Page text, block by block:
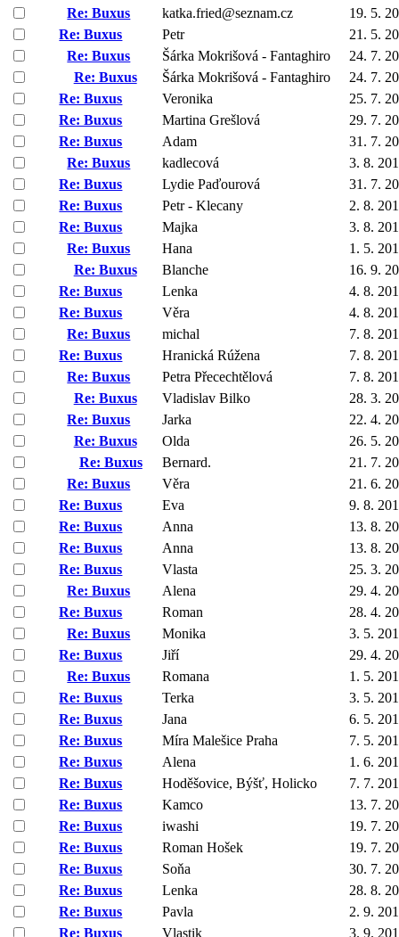
Re: Buxus katka.fried@seznam.cz
19. 5.
Re: Buxus
Petr
21. 5.
Re: Buxus
Šárka Mokrišová - Fantaghiro
24. 7.
Re: Buxus
Šárka Mokrišová - Fantaghiro
24. 7.
Re: Buxus
Veronika
25. 7.
Re: Buxus
Martina Grešlová
29. 7.
Re: Buxus
Adam
31. 7.
Re: Buxus
kadlecová
3. 8.
Re: Buxus
Lydie Paďourová
31. 7.
Re: Buxus
Petr - Klecany
2. 8.
Re: Buxus
Majka
3. 8.
Re: Buxus
Hana
1. 5.
Re: Buxus
Blanche
16. 9.
Re: Buxus
Lenka
4. 8.
Re: Buxus
Věra
4. 8.
Re: Buxus
michal
7. 8.
Re: Buxus
Hranická Rúžena
7. 8.
Re: Buxus
Petra Přecechtělová
7. 8.
Re: Buxus
Vladislav Bilko
28. 3.
Re: Buxus
Jarka
22. 4.
Re: Buxus
Olda
26. 5.
Re: Buxus
Bernard.
21. 7.
Re: Buxus
Věra
21. 6.
Re: Buxus
Eva
9. 8.
Re: Buxus
Anna
13. 8.
Re: Buxus
Anna
13. 8.
Re: Buxus
Vlasta
25. 3.
Re: Buxus
Alena
29. 4.
Re: Buxus
Roman
28. 4.
Re: Buxus
Monika
3. 5.
Re: Buxus
Jiří
29. 4.
Re: Buxus
Romana
1. 5.
Re: Buxus
Terka
3. 5.
Re: Buxus
Jana
6. 5.
Re: Buxus
Míra Malešice Praha
7. 5.
Re: Buxus
Alena
1. 6.
Re: Buxus
Hoděšovice, Býšť, Holicko
7. 7.
Re: Buxus
Kamco
13. 7.
Re: Buxus
iwashi
19. 7.
Re: Buxus
Roman Hošek
19. 7.
Re: Buxus
Soňa
30. 7.
Re: Buxus
Lenka
28. 8.
Re: Buxus
Pavla
2. 9.
Re: Buxus
Vlastik
3. 9.